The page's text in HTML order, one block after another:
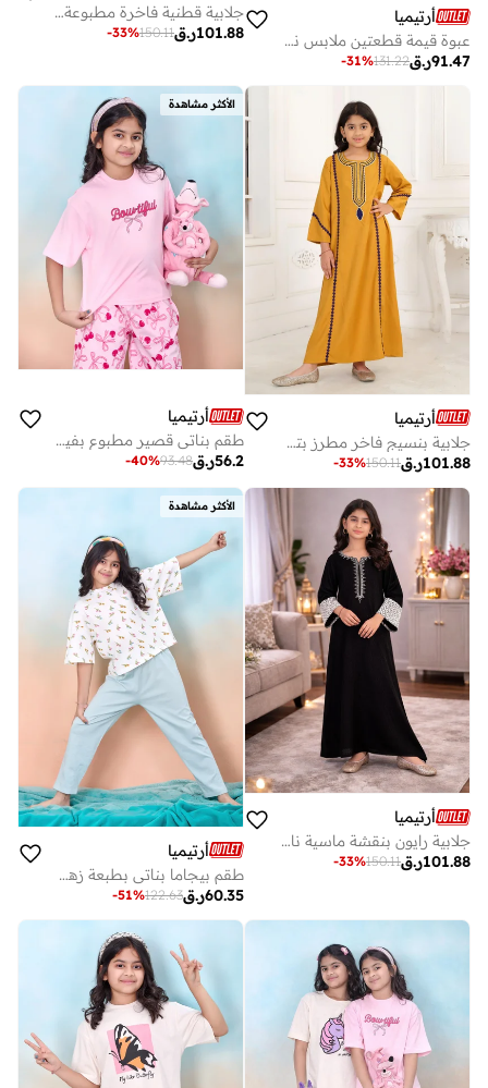
أرتيميا
عبوة قيمة قطعتين ملابس نوم - طقم شورت بناتي فاخر بطبعة حلم اليونيكورن وطقم بيجامة بناتي فاخر بطبعة فراشة مجموعة قطع - بلوزة و بنطلون
ر.ق91.47
131.22
-31%
جلابية قطنية فاخرة مطبوعة يدويًا بنقوش ناعمة
ر.ق101.88
150.11
-33%
أرتيميا
جلابية بنسيج فاخر مطرز بتفاصيل دانتيل
ر.ق101.88
150.11
-33%
الأكثر مشاهدة
أرتيميا
طقم بناتي قصير مطبوع بفيونكات فاخر قطعتان - بلوزة وسروال
ر.ق56.2
93.48
-40%
أرتيميا
جلابية رايون بنقشة ماسية ناعمة مطرزة بتفاصيل دانتيل على الأكمام
ر.ق101.88
150.11
-33%
الأكثر مشاهدة
أرتيميا
طقم بيجاما بناتي بطبعة زهور وقميص بوي فريند باللون الأخضر النعناعي
ر.ق60.35
122.63
-51%